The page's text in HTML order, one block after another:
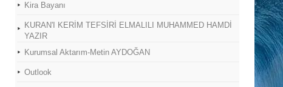
Kira Bayanı
KURAN'I KERİM TEFSİRİ ELMALILI MUHAMMED HAMDİ
YAZIR
Kurumsal Aktarım-Metin AYDOĞAN
Outlook